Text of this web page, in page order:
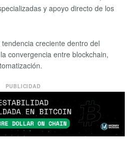
y apoyo directo de los
creciente dentro del
convergencia entre blockchain,
PUBLICIDAD